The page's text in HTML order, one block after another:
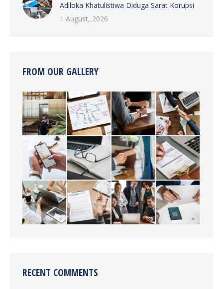
Adiloka Khatulistiwa Diduga Sarat Korupsi
1 August, 2026
FROM OUR GALLERY
RECENT COMMENTS